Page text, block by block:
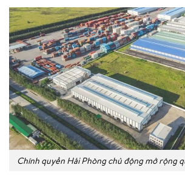
Chính quyền Hải Phòng chủ động mở rộng